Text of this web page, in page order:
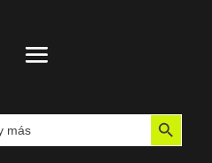
Botón de búsqueda